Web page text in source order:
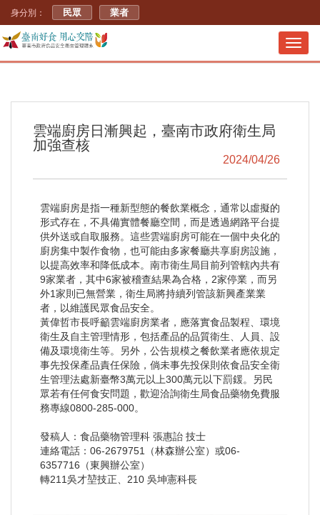
身分別： 民眾 業者
雲端廚房日漸興起，臺南市政府衛生局
加強查核
2024/04/26
雲端廚房是指一種新型態的餐飲業概念，通常以虛擬的
形式存在，不具備實體餐廳空間，而是透過網路平台提
供外送或自取服務。這些雲端廚房可能在一個中央化的
廚房集中製作食物，也可能由多家餐廳共享廚房設施，
以提高效率和降低成本。南市衛生局目前列管轄內共有
9家業者，其中6家被稽查結果為合格，2家停業，而另
外1家則已無營業，衛生局將持續列管該新興產業業
者，以維護民眾食品安全。
黃偉哲市長呼籲雲端廚房業者，應落實食品製程、環境
衛生及自主管理情形，包括產品的品質衛生、人員、設
備及環境衛生等。另外，公告規模之餐飲業者應依規定
事先投保產品責任保險，倘未事先投保則依食品安全衛
生管理法處新臺幣3萬元以上300萬元以下罰鍰。另民
眾若有任何食安問題，歡迎洽詢衛生局食品藥物免費服
務專線0800-285-000。
發稿人：食品藥物管理科 張惠詒 技士
連絡電話：06-2679751（林森辦公室）或06-
6357716（東興辦公室）
轉211吳才堃技正、210 吳坤憲科長